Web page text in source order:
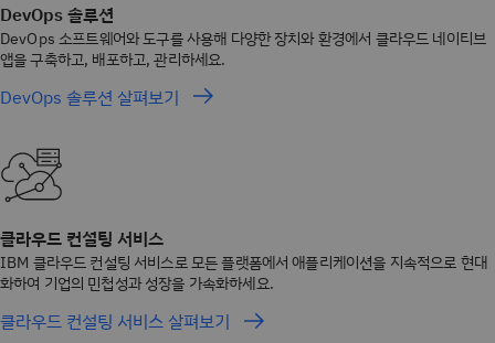
DevOps 솔루션
DevOps 소프트웨어와 도구를 사용해 다양한 장치와 환경에서 클라우드 네이티브
앱을 구축하고, 배포하고, 관리하세요.
DevOps 솔루션 살펴보기
클라우드 컨설팅 서비스
IBM 클라우드 컨설팅 서비스로 모든 플랫폼에서 애플리케이션을 지속적으로 현대
화하여 기업의 민첩성과 성장을 가속화하세요.
클라우드 컨설팅 서비스 살펴보기